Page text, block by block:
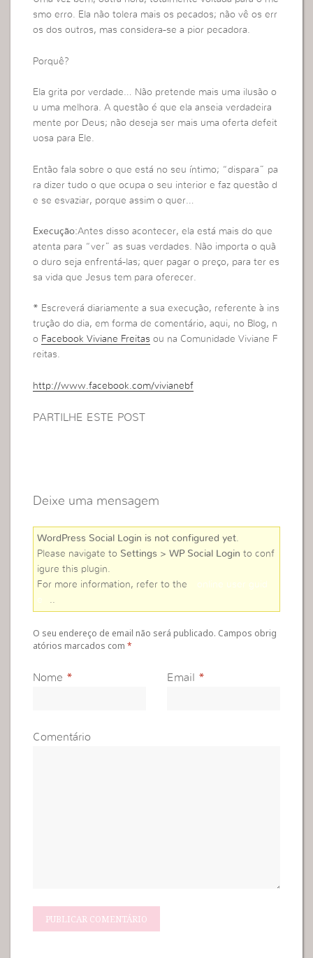
smo erro. Ela não tolera mais os pecados; não vê os err
os dos outros, mas considera-se a pior pecadora.
Porquê?
Ela grita por verdade… Não pretende mais uma ilusão o
u uma melhora. A questão é que ela anseia verdadeira
mente por Deus; não deseja ser mais uma oferta defeit
uosa para Ele.
Então fala sobre o que está no seu íntimo; “dispara” pa
ra dizer tudo o que ocupa o seu interior e faz questão d
e se esvaziar, porque assim o quer…
Execução:Antes disso acontecer, ela está mais do que
atenta para “ver” as suas verdades. Não importa o quã
o duro seja enfrentá-las; quer pagar o preço, para ter es
sa vida que Jesus tem para oferecer.
* Escreverá diariamente a sua execução, referente à ins
trução do dia, em forma de comentário, aqui, no Blog, n
o Facebook Viviane Freitas ou na Comunidade Viviane F
reitas.
http://www.facebook.com/vivianebf
PARTILHE ESTE POST
Deixe uma mensagem
WordPress Social Login is not configured yet
Please navigate to Settings > WP Social Login to conf
igure this plugin.
For more information, refer to the
online user guid
e
O seu endereço de email não será publicado. Campos obrig
atórios marcados com*
Nome * Email *
Comentário